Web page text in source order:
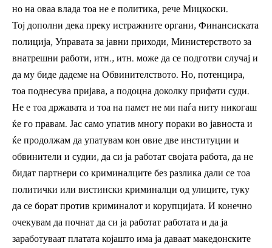
но на оваа влада тоа не е политика, рече Мицкоски.
Тој дополни дека преку истражните органи, Финансиската
полиција, Управата за јавни приходи, Министерството за
внатрешни работи, итн., итн. може да се подготви случај и
да му биде дадеме на Обвинителството. Но, потенцира,
тоа поднесува пријава, а подоцна доколку прифати суди.
Не е тоа државата и тоа на памет не ми паѓа ниту никогаш
ќе го правам. Јас само упатив многу пораки во јавноста и
ќе продолжам да упатувам кон овие две институции и
обвинители и судии, да си ја работат својата работа, да не
бидат партнери со криминалците без разлика дали се тоа
политички или вистински криминалци од улиците, туку
да се борат против криминалот и корупцијата. И конечно
очекувам да почнат да си ја работат работата и да ја
заработуваат платата којашто има ја даваат македонските